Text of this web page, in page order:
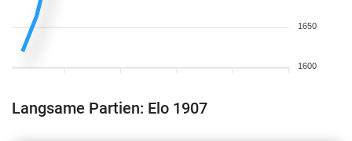
1650
1600
Langsame Partien: Elo 1907